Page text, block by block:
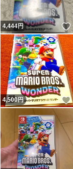
いいね！
4,444円
いいね！
4,500円